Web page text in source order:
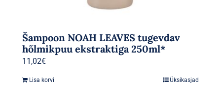
Šampoon NOAH LEAVES tugevdav
hõlmikpuu ekstraktiga 250ml*
11,02€
Lisa korvi Üksikasjad